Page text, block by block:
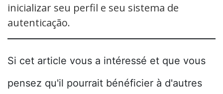
inicializar seu perfil e seu sistema de
autenticação.
Si cet article vous a intéressé et que vous
pensez qu'il pourrait bénéficier à d'autres